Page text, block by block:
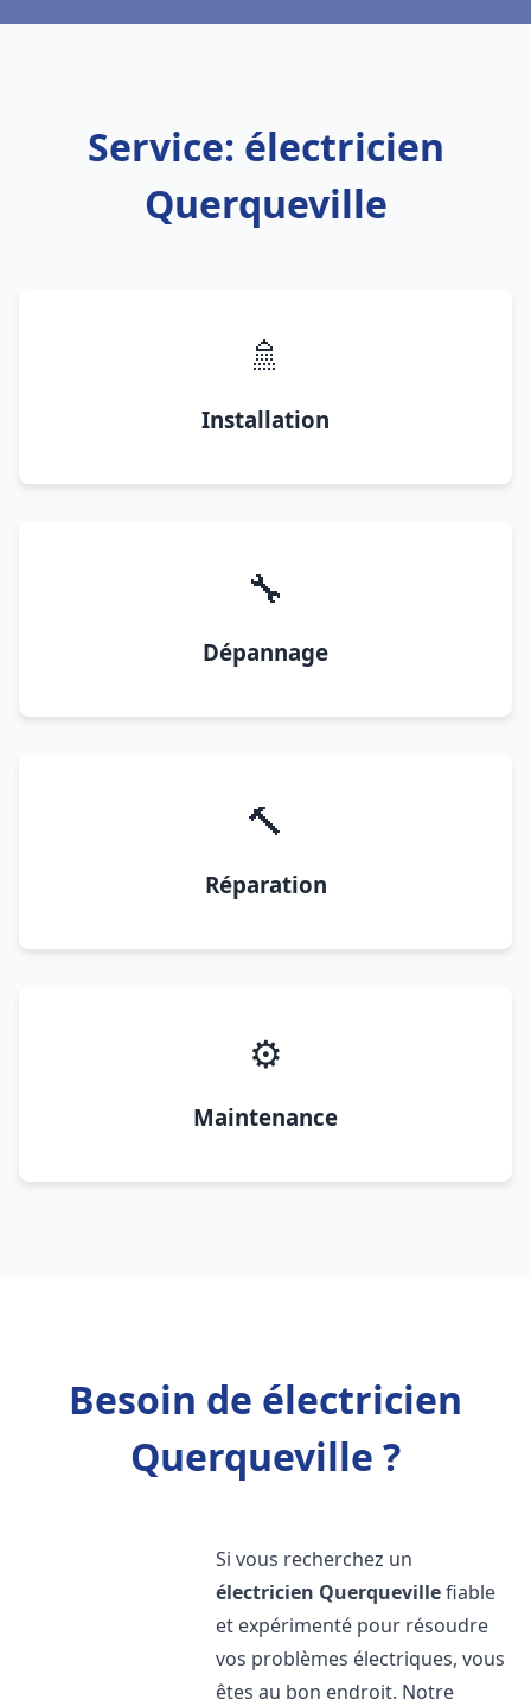
Service: électricien
Querqueville
🚿
Installation
🔧
Dépannage
🔨
Réparation
⚙️
Maintenance
Besoin de électricien
Querqueville ?
Si vous recherchez un
électricien Querquevillefiable
et expérimenté pour résoudre
vos problèmes électriques, vous
êtes au bon endroit. Notre